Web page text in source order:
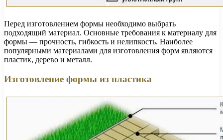
Перед изготовлением формы необходимо выбрать
подходящий материал. Основные требования к материалу для
формы — прочность, гибкость и нелипкость. Наиболее
популярными материалами для изготовления форм являются
пластик, дерево и металл.
Изготовление формы из пластика